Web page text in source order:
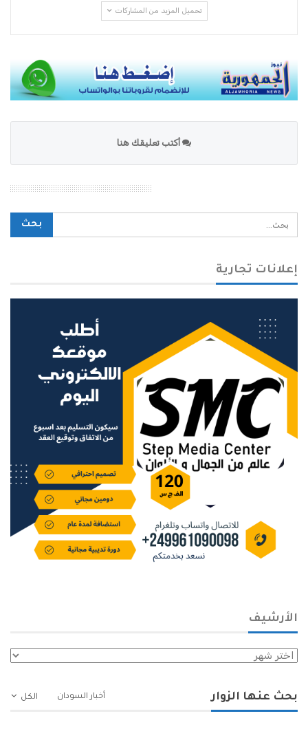
تحميل المزيد من المشاركات
أكتب تعليقك هنا
إعلانات تجارية
الأرشيف
الأرشيف
الكل بحث عنها الزوار أخبار السودان